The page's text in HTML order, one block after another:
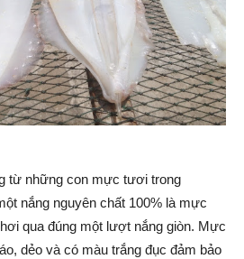
từ những con mực tươi trong
nắng nguyên chất 100% là mực
qua đúng một lượt nắng giòn. Mực
dẻo và có màu trắng đục đảm bảo